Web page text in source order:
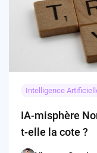
Intelligence
IA-misphère
t-elle la cote ?